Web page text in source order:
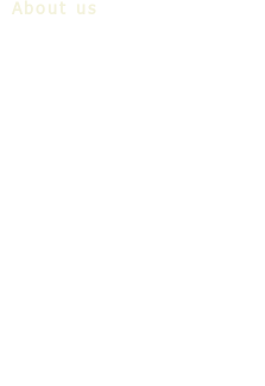
About us